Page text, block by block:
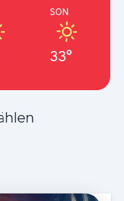
SON
33°